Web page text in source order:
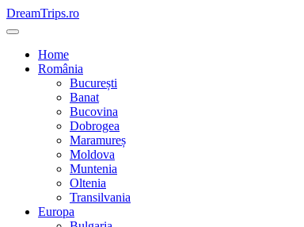
Skip
to
DreamTrips.ro
Home
România
București
Banat
Bucovina
Dobrogea
Maramureș
Moldova
Muntenia
Oltenia
Transilvania
Europa